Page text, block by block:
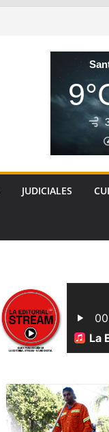
JUDICIALES